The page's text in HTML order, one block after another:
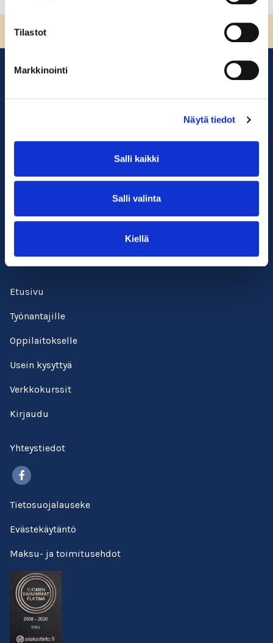
Tilastot
Markkinointi
Näytä tiedot
Salli kaikki
Salli valinta
Kiellä
Suomen ympäristöopisto SYKLI
050 529 6428
Etusivu
Työnantajille
Oppilaitokselle
Usein kysyttyä
Verkkokurssit
Kirjaudu
Yhteystiedot
Tietosuojalauseke
Evästekäytäntö
Maksu- ja toimitusehdot